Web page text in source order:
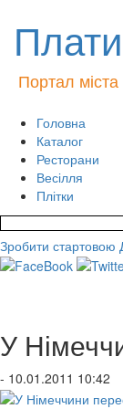
Портал
Головна
Каталог
Ресторани
Весілля
Плітки
Зробити стартовою
У
- 10.01.2011 10:42